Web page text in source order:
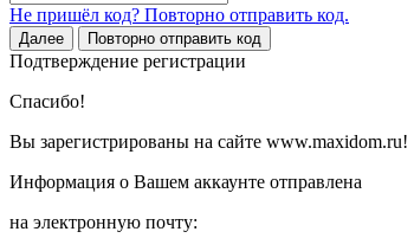
Не пришёл код? Повторно отправить код.
Далее Повторно отправить код
Подтверждение регистрации
Спасибо!
Вы зарегистрированы на сайте www.maxidom.ru!
Информация о Вашем аккаунте отправлена
на электронную почту: